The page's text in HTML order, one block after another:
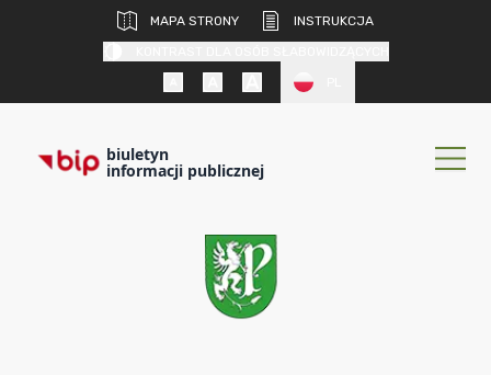
MAPA STRONY
INSTRUKCJA
biuletyn
informacji publicznej